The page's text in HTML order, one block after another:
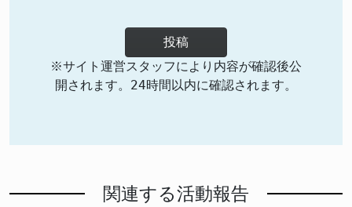
投稿
※サイト運営スタッフにより内容が確認後公
開されます。24時間以内に確認されます。
関連する活動報告